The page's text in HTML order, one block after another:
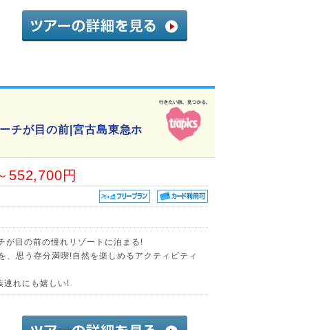
チが目の前|宮古島東急ホ
552,700円
が目の前の憧れリゾートに泊まる!
、思う存分満喫!自然を楽しめるアクティビティ
連れにも嬉しい!